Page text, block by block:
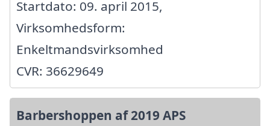
Startdato: 09. april 2015,
Virksomhedsform:
Enkeltmandsvirksomhed
CVR: 36629649
Barbershoppen af 2019 APS